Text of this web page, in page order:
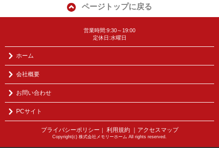
ページトップに戻る
営業時間:9:30～19:00
定休日:水曜日
ホーム
会社概要
お問い合わせ
PCサイト
プライバシーポリシー ｜ 利用規約 ｜アクセスマップ
Copyright(c) 株式会社メモリーホーム All rights reserved.